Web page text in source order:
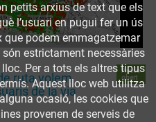
ruta volem
de la via
Accés
obert
petits arxius de text que els
l’usuari en pugui fer un ús
que podem emmagatzemar
estrictament necessàries
Per a tots els altres tipus
Aquest lloc web utilitza
ocasió, les cookies que
provenen de serveis de